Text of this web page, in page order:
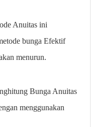
Anuitas ini
bunga Efektif
menurun.
Bunga Anuitas
menggunakan